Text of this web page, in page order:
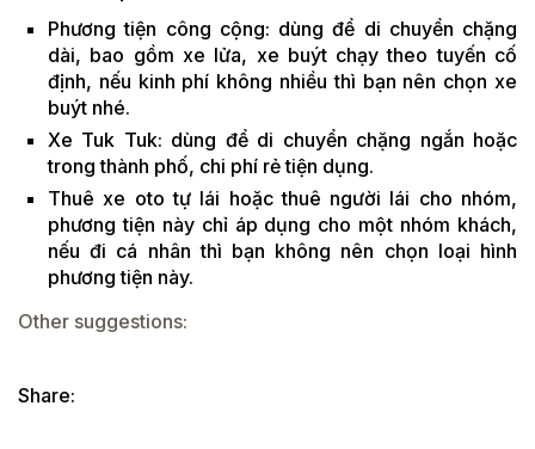
Phương tiện công cộng: dùng để di chuyển chặng
dài, bao gồm xe lửa, xe buýt chạy theo tuyến cố
định, nếu kinh phí không nhiều thì bạn nên chọn xe
buýt nhé.
Xe Tuk Tuk: dùng để di chuyển chặng ngắn hoặc
trong thành phố, chi phí rẻ tiện dụng.
Thuê xe oto tự lái hoặc thuê người lái cho nhóm,
phương tiện này chỉ áp dụng cho một nhóm khách,
nếu đi cá nhân thì bạn không nên chọn loại hình
phương tiện này.
Other suggestions:
Share: